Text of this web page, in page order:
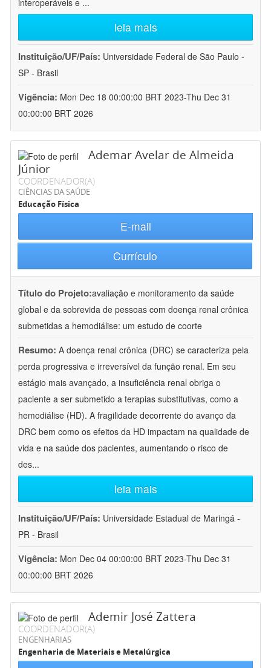
interoperáveis e ...
leia mais
Instituição/UF/País: Universidade Federal de São Paulo -
SP - Brasil
Vigência: Mon Dec 18 00:00:00 BRT 2023-Thu Dec 31
00:00:00 BRT 2026
Ademar Avelar de Almeida
Júnior
COORDENADOR(A)
CIÊNCIAS DA SAÚDE
Educação Física
E-mail
Currículo
Título do Projeto:avaliação e monitoramento da saúde
global e da sobrevida de pessoas com doença renal crônica
submetidas a hemodiálise: um estudo de coorte
Resumo: A doença renal crônica (DRC) se caracteriza pela
perda progressiva e irreversível da função renal. Em seu
estágio mais avançado, a insuficiência renal obriga o
paciente a ser submetido a terapias substitutivas, como a
hemodiálise (HD). A fragilidade decorrente do avanço da
DRC bem como os efeitos da HD impactam na qualidade de
vida e na saúde dos pacientes, aumentando o risco de
des...
leia mais
Instituição/UF/País: Universidade Estadual de Maringá -
PR - Brasil
Vigência: Mon Dec 04 00:00:00 BRT 2023-Thu Dec 31
00:00:00 BRT 2026
Ademir José Zattera
COORDENADOR(A)
ENGENHARIAS
Engenharia de Materiais e Metalúrgica